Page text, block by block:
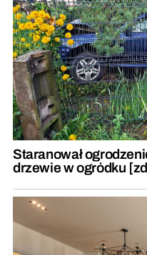
Staranował
drzewie w ogródku